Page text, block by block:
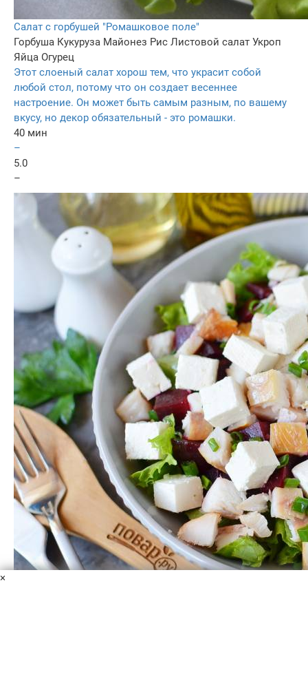
Салат с горбушей "Ромашковое поле"
Горбуша Кукуруза Майонез Рис Листовой салат Укроп
Яйца Огурец
Этот слоеный салат хорош тем, что украсит собой
любой стол, потому что он создает весеннее
настроение. Он может быть самым разным, по вашему
вкусу, но декор обязательный - это ромашки.
40 мин
–
5.0
–
×